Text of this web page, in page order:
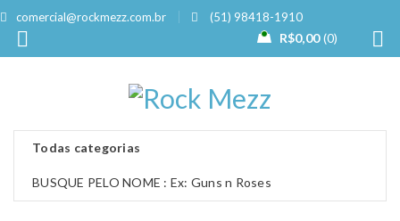
comercial@rockmezz.com.br (51) 98418-1910
R$0,00 0